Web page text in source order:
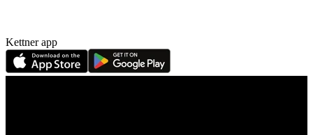
Kettner app